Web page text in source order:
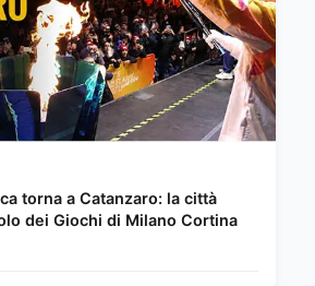
torna a Catanzaro: la città
dei Giochi di Milano Cortina